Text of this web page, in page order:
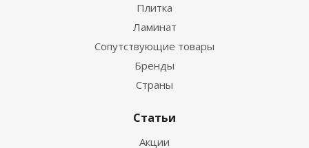
Плитка
Ламинат
Сопутствующие товары
Бренды
Страны
Статьи
Акции